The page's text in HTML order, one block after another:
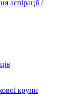
аспірації /
крупи